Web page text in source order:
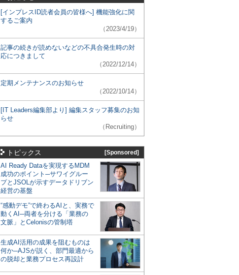
[インプレスID読者会員の皆様へ] 機能強化に関
するご案内
（2023/4/19）
記事の続きが読めないなどの不具合発生時の対
応につきまして
（2022/12/14）
定期メンテナンスのお知らせ
（2022/10/14）
[IT Leaders編集部より] 編集スタッフ募集のお知
らせ
（Recruiting）
トピックス [Sponsored]
AI Ready Dataを実現するMDM
成功のポイント─サワイグルー
プとJSOLが示すデータドリブン
経営の基盤
“感動デモ”で終わるAIと、実務で
動くAI─両者を分ける「業務の
文脈」とCelonisの管制塔
生成AI活用の成果を阻むものは
何か─AJSが説く、部門最適から
の脱却と業務プロセス再設計